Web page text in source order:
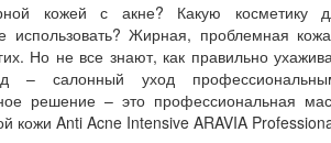
кожей с акне? Какую косметику
использовать? Жирная, проблемная
Но не все знают, как правильно
– салонный уход
решение – это профессиональная
кожи Anti Acne Intensive ARAVIA